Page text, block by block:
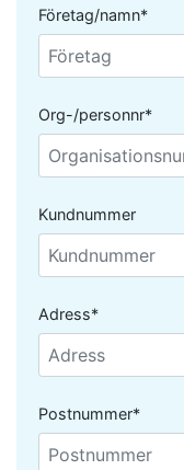
Företag/namn*
Org-/personnr*
Kundnummer
Adress*
Postnummer*